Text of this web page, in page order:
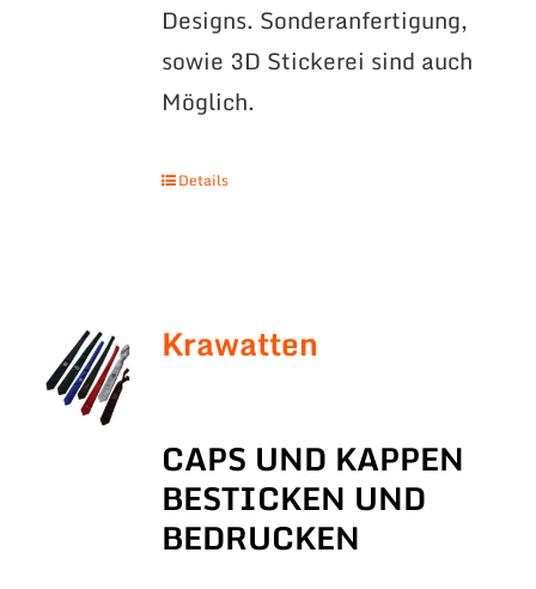
Designs. Sonderanfertigung,
sowie 3D Stickerei sind auch
Möglich.
Details
Krawatten
CAPS UND KAPPEN
BESTICKEN UND
BEDRUCKEN